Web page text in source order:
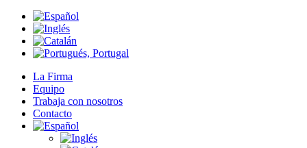
La Firma
Equipo
Trabaja con nosotros
Contacto